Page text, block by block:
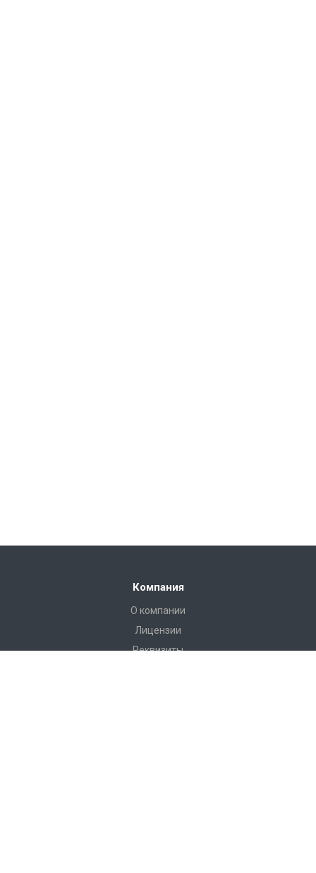
Компания
О компании
Лицензии
Реквизиты